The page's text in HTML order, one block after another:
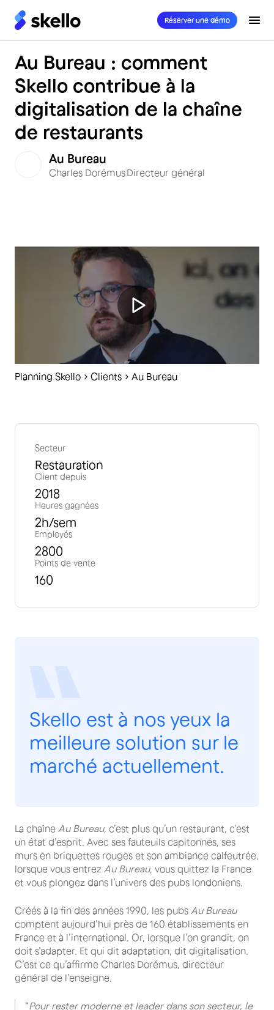
Réserver une démo
Au Bureau : comment
Skello contribue à la
digitalisation de la chaîne
de restaurants
Au Bureau
Charles DorémusDirecteur général
Planning Skello Clients Au Bureau
Secteur
Restauration
Client depuis
2018
Heures gagnées
2h/sem
Employés
2800
Points de vente
160
Skello est à nos yeux la
meilleure solution sur le
marché actuellement.
La chaîne Au Bureau, c’est plus qu’un restaurant, c’est
un état d’esprit. Avec ses fauteuils capitonnés, ses
murs en briquettes rouges et son ambiance calfeutrée,
lorsque vous entrez Au Bureau, vous quittez la France
et vous plongez dans l’univers des pubs londoniens.
Créés à la fin des années 1990, les pubs Au Bureau
comptent aujourd’hui près de 160 établissements en
France et à l’international. Or, lorsque l’on grandit, on
doit s’adapter. Et qui dit adaptation, dit digitalisation.
C’est ce qu’affirme Charles Dorémus, directeur
général de l’enseigne.
“Pour rester moderne et leader dans son secteur, le